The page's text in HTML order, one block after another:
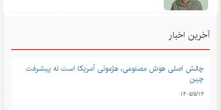
آخرین اخبار
چالش اصلی هوش مصنوعی، هژمونی آمریکا است نه پیشرفت
چین
۱۴۰۵/۵/۱۳